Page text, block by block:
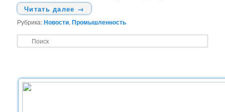
Читать далее →
Рубрика:Новости,Промышленность
о
к